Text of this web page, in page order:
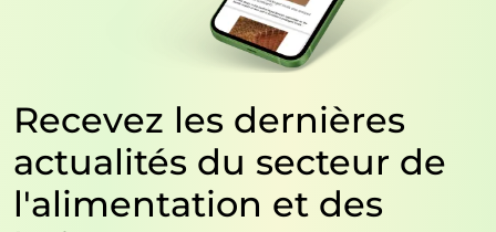
Recevez les dernières
actualités du secteur de
l'alimentation et des